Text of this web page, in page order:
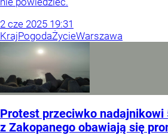
2 cze 2025 19:31
KrajPogodaŻycieWarszawa
Protest przeciwko nadajnikowi
z Zakopanego obawiają się